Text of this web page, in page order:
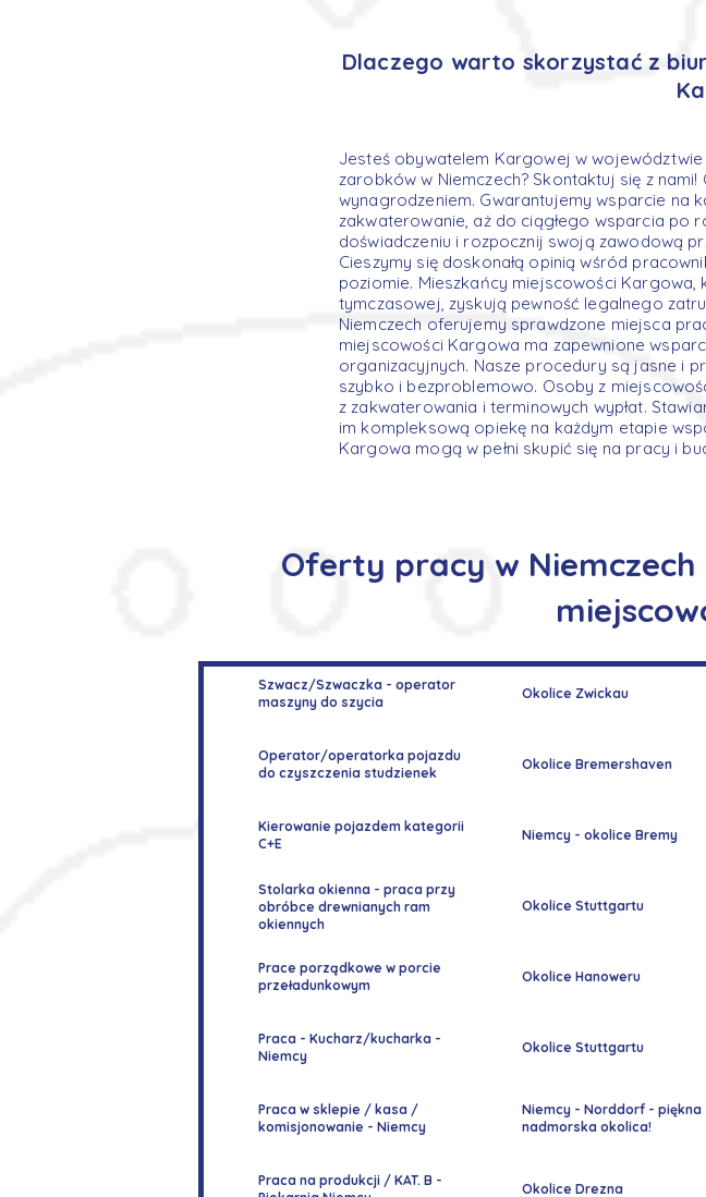
Dlaczego warto skorzystać z
Jesteś obywatelem Kargowej w
zarobków w Niemczech? Skontaktuj się z
wynagrodzeniem. Gwarantujemy wsparcie na
zakwaterowanie, aż do ciągłego wsparcia po
doświadczeniu i rozpocznij swoją zawodową
Cieszymy się doskonałą opinią wśród
poziomie. Mieszkańcy miejscowości
tymczasowej, zyskują pewność legalnego
Niemczech oferujemy sprawdzone miejsca
miejscowości Kargowa ma zapewnione
organizacyjnych. Nasze procedury są jasne i
szybko i bezproblemowo. Osoby z
z zakwaterowania i terminowych wypłat.
im kompleksową opiekę na każdym etapie
Kargowa mogą w pełni skupić się na pracy i
Oferty pracy w
Szwacz/Szwaczka - operator
maszyny do szycia
Okolice Zwickau
Operator/operatorka pojazdu
do czyszczenia studzienek
Okolice Bremershaven
Kierowanie pojazdem kategorii
C+E
Niemcy - okolice Bremy
Stolarka okienna - praca przy
obróbce drewnianych ram
okiennych
Okolice Stuttgartu
Prace porządkowe w porcie
przeładunkowym
Okolice Hanoweru
Praca - Kucharz/kucharka -
Niemcy
Okolice Stuttgartu
Praca w sklepie / kasa /
komisjonowanie - Niemcy
Niemcy - Norddorf - piękna
nadmorska okolica!
Praca na produkcji / KAT. B -
Okolice Drezna